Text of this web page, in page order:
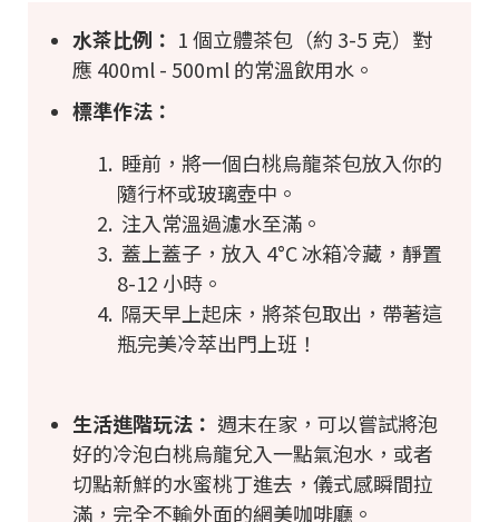
水茶比例： 1 個立體茶包（約 3-5 克）對
應 400ml - 500ml 的常溫飲用水。
標準作法：
睡前，將一個白桃烏龍茶包放入你的
隨行杯或玻璃壺中。
注入常溫過濾水至滿。
蓋上蓋子，放入 4°C 冰箱冷藏，靜置
8-12 小時。
隔天早上起床，將茶包取出，帶著這
瓶完美冷萃出門上班！
生活進階玩法： 週末在家，可以嘗試將泡
好的冷泡白桃烏龍兌入一點氣泡水，或者
切點新鮮的水蜜桃丁進去，儀式感瞬間拉
滿，完全不輸外面的網美咖啡廳。